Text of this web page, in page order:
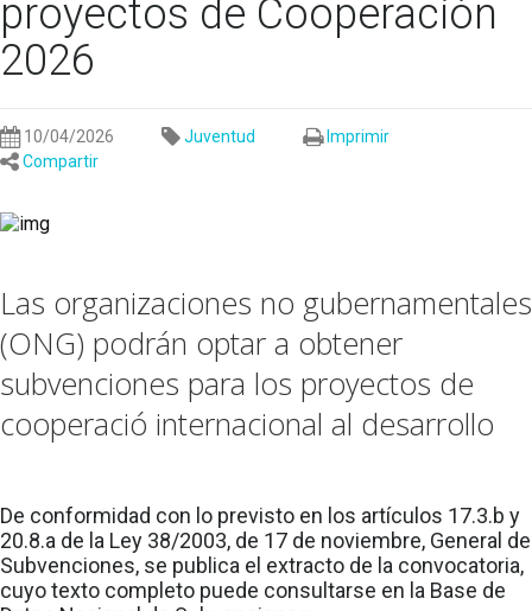
proyectos de Cooperación
2026
10/04/2026 Juventud
Imprimir
Compartir
Las organizaciones no gubernamentales
(ONG) podrán optar a obtener
subvenciones para los proyectos de
cooperació internacional al desarrollo
De conformidad con lo previsto en los artículos 17.3.b y
20.8.a de la Ley 38/2003, de 17 de noviembre, General de
Subvenciones, se publica el extracto de la convocatoria,
cuyo texto completo puede consultarse en la Base de